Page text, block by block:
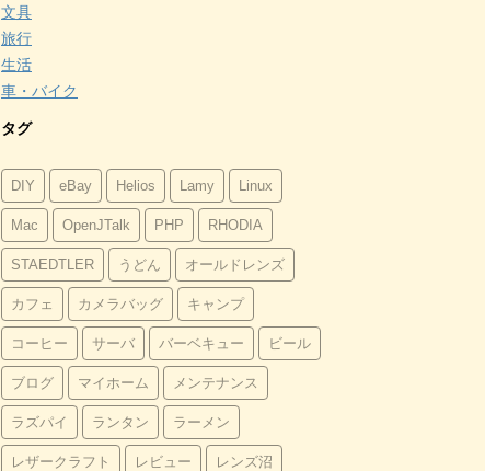
文具
旅行
生活
車・バイク
タグ
DIY eBay Helios Lamy Linux
Mac OpenJTalk PHP RHODIA
STAEDTLER うどん オールドレンズ
カフェ カメラバッグ キャンプ
コーヒー サーバ バーベキュー ビール
ブログ マイホーム メンテナンス
ラズパイ ランタン ラーメン
レザークラフト レビュー レンズ沼